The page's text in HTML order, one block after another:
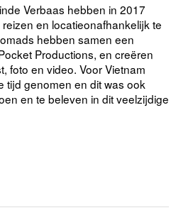
Verbaas hebben in 2017
en locatieonafhankelijk te
hebben samen een
Productions, en creëren
foto en video. Voor Vietnam
tijd genomen en dit was ook
en te beleven in dit veelzijdige